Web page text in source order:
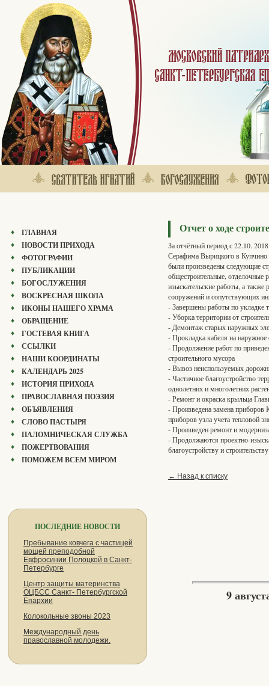
ГЛАВНАЯ
НОВОСТИ ПРИХОДА
ФОТОГРАФИИ
ПУБЛИКАЦИИ
БОГОСЛУЖЕНИЯ
ВОСКРЕСНАЯ ШКОЛА
ИКОНЫ НАШЕГО ХРАМА
ОБРАЩЕНИЕ
ГОСТЕВАЯ КНИГА
ССЫЛКИ
НАШИ КООРДИНАТЫ
КАЛЕНДАРЬ 2025
ИСТОРИЯ ПРИХОДА
ПРАВОСЛАВНАЯ ПОЭЗИЯ
ОБЪЯВЛЕНИЯ
СЛОВО ПАСТЫРЯ
ПАЛОМНИЧЕСКАЯ СЛУЖБА
ПОЖЕРТВОВАНИЯ
ПОМОЖЕМ ВСЕМ МИРОМ
ПОСЛЕДНИЕ НОВОСТИ
Пребывание ковчега с частицей
мощей преподобной
Евфросинии Полоцкой в Санкт-
Петербурге
Центр защиты материнства
ОЦБСС Санкт- Петербургской
Епархии
Колокольные звоны 2023
Международный день
православной молодежи.
Отчет о ходе
За отчётный период с 22.10.
Серафима Вырицкого в Купчино
были произведены следующие
общестроительные, отделочные
изыскательские работы, а
сооружений и сопутствующих
- Завершены работы по укладке
- Уборка территории от
- Демонтаж старых наружных
- Прокладка кабеля на
- Продолжение работ по
строительного мусора
- Вывоз неиспользуемых
- Частичное благоустройство
однолетних и многолетних
- Ремонт и окраска крыльца
- Произведена замена
приборов узла учета тепловой
- Произведен ремонт и
- Продолжаются проектно-
благоустройству и
← Назад к списку
9